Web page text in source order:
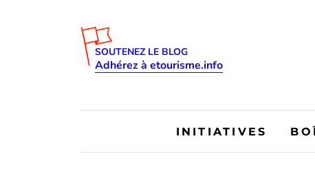
SOUTENEZ LE BLOG
Adhérez à etourisme.info
INITIATIVES